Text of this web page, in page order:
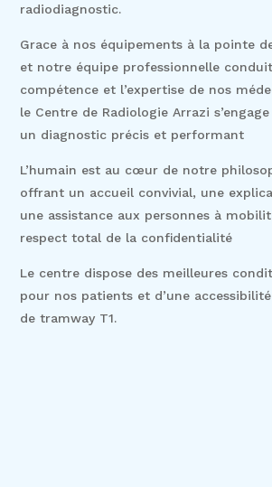
radiodiagnostic.
Grace à nos équipements à la pointe
et notre équipe professionnelle
compétence et l’expertise de nos
le Centre de Radiologie Arrazi
un diagnostic précis et performant
L’humain est au cœur de notre
offrant un accueil convivial, une
une assistance aux personnes à
respect total de la confidentialité
Le centre dispose des meilleures
pour nos patients et d’une
de tramway T1.